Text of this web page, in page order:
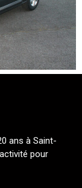
ans à Saint-
pour